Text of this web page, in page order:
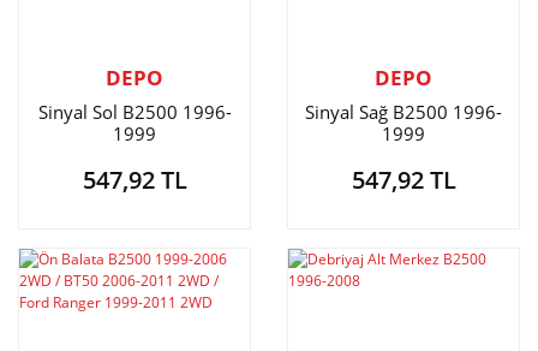
DEPO
Sinyal Sol B2500 1996-
1999
547,92 TL
DEPO
Sinyal Sağ B2500 1996-
1999
547,92 TL